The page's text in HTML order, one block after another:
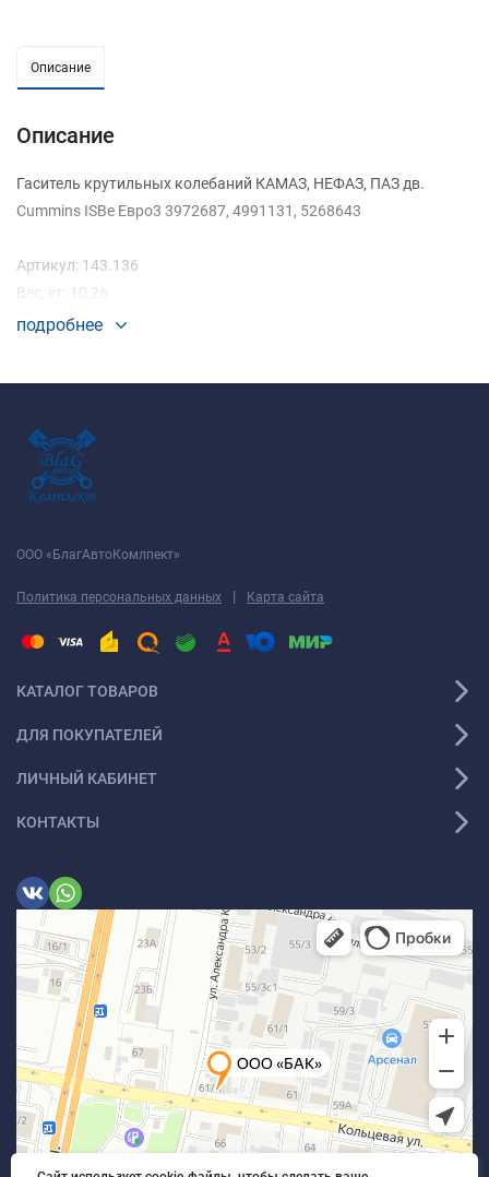
Описание
Описание
Гаситель крутильных колебаний КАМАЗ, НЕФАЗ, ПАЗ дв.
Cummins ISBe Евро3 3972687, 4991131, 5268643
Артикул: 143.136
Вес, кг: 10,26
подробнее
ООО «БлагАвтоКомлпект»
Политика персональных данных | Карта сайта
КАТАЛОГ ТОВАРОВ
ДЛЯ ПОКУПАТЕЛЕЙ
ЛИЧНЫЙ КАБИНЕТ
КОНТАКТЫ